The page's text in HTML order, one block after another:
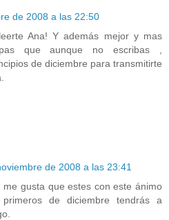
de 2008 a las 22:50
Ana! Y además mejor y mas
que aunque no escribas ,
de diciembre para transmitirte
de 2008 a las 23:41
gusta que estes con este ánimo
de diciembre tendrás a